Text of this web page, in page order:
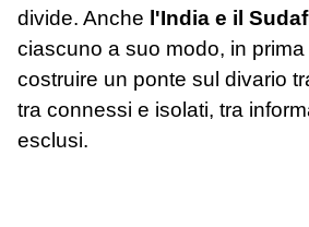
divide. Anche l'India e il
ciascuno a suo modo, in
costruire un ponte sul divario
tra connessi e isolati, tra
esclusi.